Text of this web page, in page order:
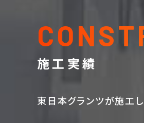
施工実績
東日本グランツが施工